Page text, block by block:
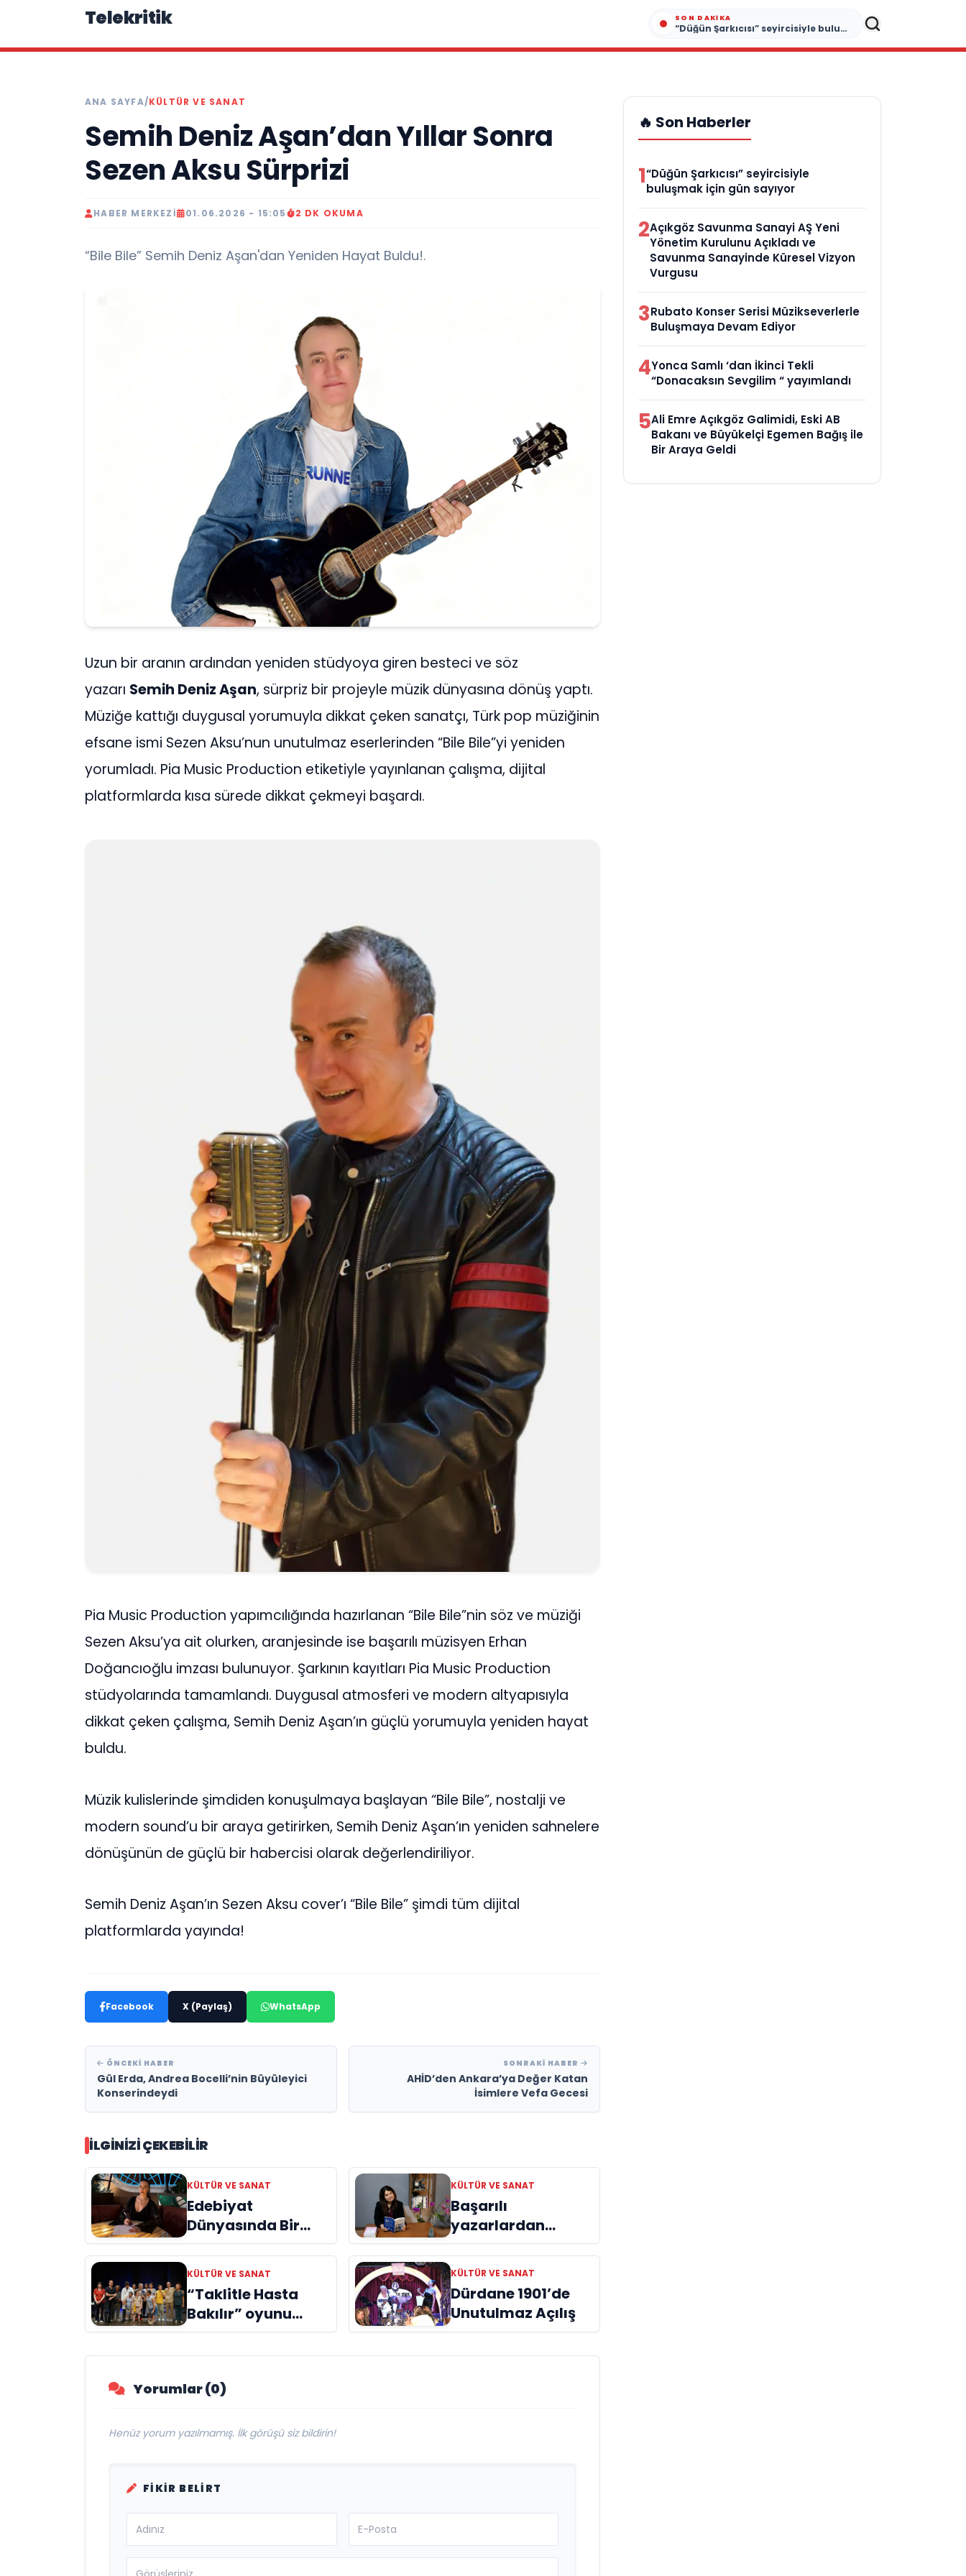
Telekritik SON DAKIKA
“Düğün Şarkıcısı” seyircisiyle buluşmak için gün sayıyor
ANA SAYFA/KÜLTÜR VE SANAT
Semih Deniz Aşan’dan Yıllar Sonra
Sezen Aksu Sürprizi
HABER MERKEZI 01.06.2026 - 15:05 2 DK OKUMA
“Bile Bile” Semih Deniz Aşan'dan Yeniden Hayat Buldu!.
Uzun bir aranın ardından yeniden stüdyoya giren besteci ve söz
yazarı Semih Deniz Aşan, sürpriz bir projeyle müzik dünyasına dönüş yaptı.
Müziğe kattığı duygusal yorumuyla dikkat çeken sanatçı, Türk pop müziğinin
efsane ismi Sezen Aksu’nun unutulmaz eserlerinden “Bile Bile”yi yeniden
yorumladı. Pia Music Production etiketiyle yayınlanan çalışma, dijital
platformlarda kısa sürede dikkat çekmeyi başardı.
Pia Music Production yapımcılığında hazırlanan “Bile Bile”nin söz ve müziği
Sezen Aksu’ya ait olurken, aranjesinde ise başarılı müzisyen Erhan
Doğancıoğlu imzası bulunuyor. Şarkının kayıtları Pia Music Production
stüdyolarında tamamlandı. Duygusal atmosferi ve modern altyapısıyla
dikkat çeken çalışma, Semih Deniz Aşan’ın güçlü yorumuyla yeniden hayat
buldu.
Müzik kulislerinde şimdiden konuşulmaya başlayan “Bile Bile”, nostalji ve
modern sound’u bir araya getirirken, Semih Deniz Aşan’ın yeniden sahnelere
dönüşünün de güçlü bir habercisi olarak değerlendiriliyor.
Semih Deniz Aşan’ın Sezen Aksu cover’ı “Bile Bile” şimdi tüm dijital
platformlarda yayında!
Facebook X (Paylaş) WhatsApp
ÖNCEKI HABER
Gül Erda, Andrea Bocelli’nin Büyüleyici
Konserindeydi
SONRAKI HABER
AHİD’den Ankara’ya Değer Katan
İsimlere Vefa Gecesi
İLGINIZI ÇEKEBILIR
KÜLTÜR VE SANAT
Edebiyat
Dünyasında Bir
Genç Deha
Doğuyor: Dilruba
Engin ve Zift Karası
Evreni ‘AVENOİR’
KÜLTÜR VE SANAT
Başarılı
yazarlardan
Azime Savaş’tan
başucu kitabı
“Emanet”
raflardaki yerini
aldı
KÜLTÜR VE SANAT
“Taklitle Hasta
Bakılır” oyunu
engelleri sanatla
aştı
KÜLTÜR VE SANAT
Dürdane 1901’de
Unutulmaz Açılış
Yorumlar (0)
Henüz yorum yazılmamış. İlk görüşü siz bildirin!
FIKIR BELIRT
🔥 Son Haberler
1“Düğün Şarkıcısı” seyircisiyle
buluşmak için gün sayıyor
2Açıkgöz Savunma Sanayi AŞ Yeni
Yönetim Kurulunu Açıkladı ve
Savunma Sanayinde Küresel Vizyon
Vurgusu
3Rubato Konser Serisi Müzikseverlerle
Buluşmaya Devam Ediyor
4Yonca Samlı ‘dan İkinci Tekli
“Donacaksın Sevgilim “ yayımlandı
5Ali Emre Açıkgöz Galimidi, Eski AB
Bakanı ve Büyükelçi Egemen Bağış ile
Bir Araya Geldi